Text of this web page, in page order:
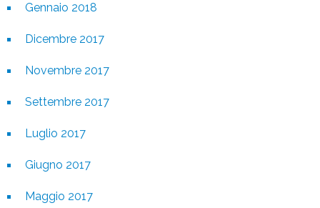
Gennaio 2018
Dicembre 2017
Novembre 2017
Settembre 2017
Luglio 2017
Giugno 2017
Maggio 2017